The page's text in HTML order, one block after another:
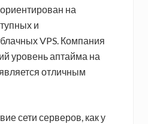
на
и
VPS. Компания
уровень аптайма на
отличным
сети серверов, как у